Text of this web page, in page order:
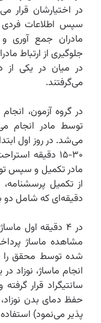
در اختیارشان قرار
سپس اطلاعات
مادران جمع آوری
جلوگیری از ارتباط
در میان در یکی از
می‌گرفتند.‌
در گروه آزمون،
توسط مادر انجام
می‌شد. در روز اول
۳۰-۱۵ دقیقه
مادر تکمیل و سپس
دقیقه‌ای که شامل دو بخش یکسان ۴
در ۴ دقیقه اول
مشاهده ماساژ
سانتیگراد قرار
حفظ دمای بدن نوزاد،
پذیر می‌نمود)